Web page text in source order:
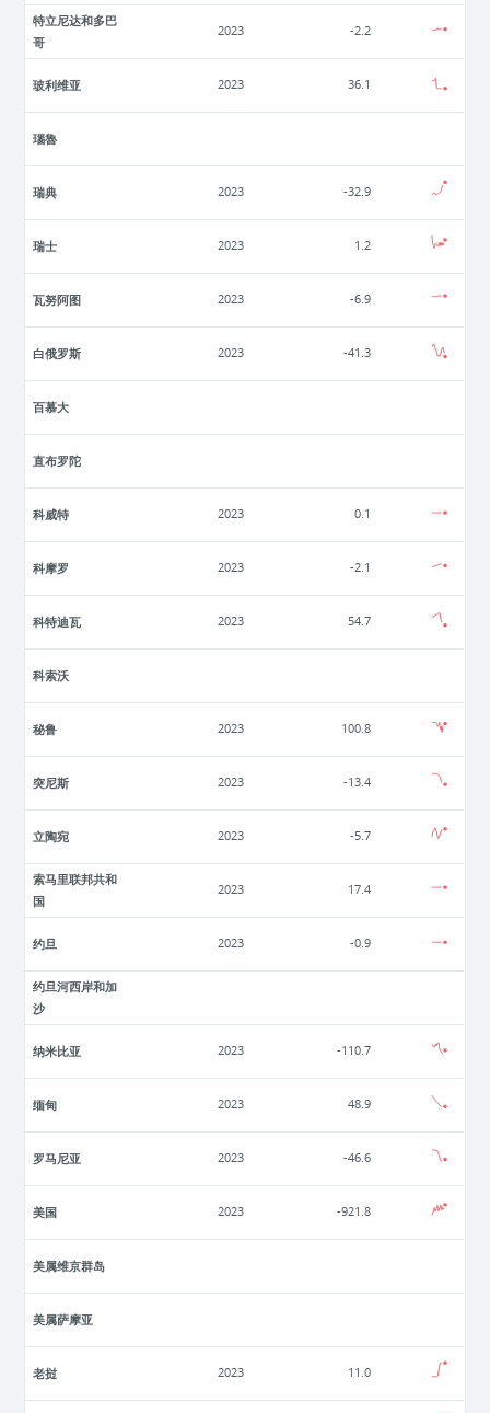
特立尼达和多巴
哥
2023 -2.2
玻利维亚 2023 36.1
瑙魯
瑞典 2023 -32.9
瑞士 2023 1.2
瓦努阿图 2023 -6.9
白俄罗斯 2023 -41.3
百慕大
直布罗陀
科威特 2023 0.1
科摩罗 2023 -2.1
科特迪瓦 2023 54.7
科索沃
秘鲁 2023 100.8
突尼斯 2023 -13.4
立陶宛 2023 -5.7
索马里联邦共和
国
2023 17.4
约旦 2023 -0.9
约旦河西岸和加
沙
纳米比亚 2023 -110.7
缅甸 2023 48.9
罗马尼亚 2023 -46.6
美国 2023 -921.8
美属维京群岛
美属萨摩亚
老挝 2023 11.0